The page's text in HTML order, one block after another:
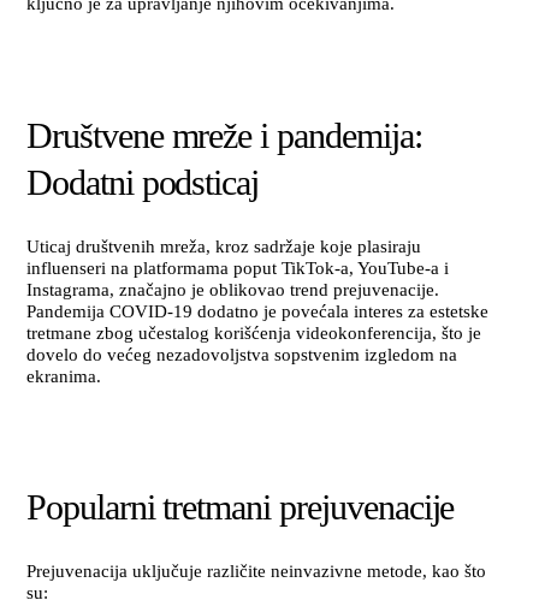
ključno je za upravljanje njihovim očekivanjima.
Društvene mreže i pandemija:
Dodatni podsticaj
Uticaj društvenih mreža, kroz sadržaje koje plasiraju
influenseri na platformama poput TikTok-a, YouTube-a i
Instagrama, značajno je oblikovao trend prejuvenacije.
Pandemija COVID-19 dodatno je povećala interes za estetske
tretmane zbog učestalog korišćenja videokonferencija, što je
dovelo do većeg nezadovoljstva sopstvenim izgledom na
ekranima.
Popularni tretmani prejuvenacije
Prejuvenacija uključuje različite neinvazivne metode, kao što
su: